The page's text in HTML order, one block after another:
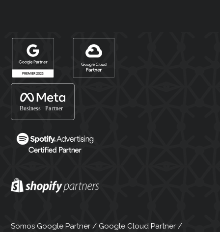
Somos Google Partner / Google Cloud Partner /